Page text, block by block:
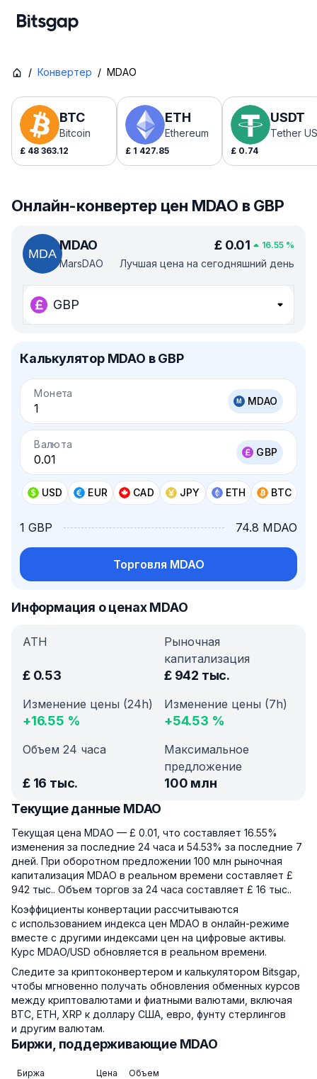
/ Конвертер / MDAO
BTC
Bitcoin
£ 48 363.12
ETH
Ethereum
£ 1 427.85
USDT
Tether
£ 0.74
Онлайн-конвертер цен MDAO в GBP
MDAO
MarsDAO
£ 0.01 16.55 %
Лучшая цена на сегодняшний день
GBP
Калькулятор MDAO в GBP
Монета
MDAO
Валюта
GBP
USD EUR CAD JPY ETH BTC
1 GBP 74.8 MDAO
Торговля MDAO
Информация о ценах MDAO
ATH
£ 0.53
Рыночная
капитализация
£ 942 тыс.
Изменение цены (24h)
+16.55 %
Изменение цены (7h)
+54.53 %
Объем 24 часа
£ 16 тыс.
Максимальное
предложение
100 млн
Текущие данные MDAO
Текущая цена MDAO — £ 0.01, что составляет 16.55%
изменения за последние 24 часа и 54.53% за последние 7
дней. При оборотном предложении 100 млн рыночная
капитализация MDAO в реальном времени составляет £
942 тыс.. Объем торгов за 24 часа составляет £ 16 тыс..
Коэффициенты конвертации рассчитываются
с использованием индекса цен MDAO в онлайн-режиме
вместе с другими индексами цен на цифровые активы.
Курс MDAO/USD обновляется в реальном времени.
Следите за криптоконвертером и калькулятором Bitsgap,
чтобы мгновенно получать обновления обменных курсов
между криптовалютами и фиатными валютами, включая
BTC, ETH, XRP к доллару США, евро, фунту стерлингов
и другим валютам.
Биржи, поддерживающие MDAO
Биржа Цена Объем